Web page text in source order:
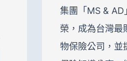
集團「MS & AD
榮，成為台灣最
物保險公司，並